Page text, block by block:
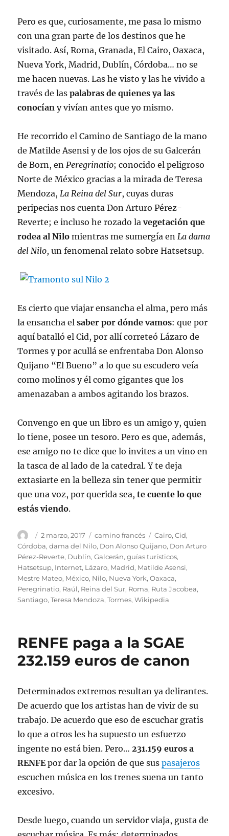
Pero es que, curiosamente, me pasa lo mismo
con una gran parte de los destinos que he
visitado. Así, Roma, Granada, El Cairo, Oaxaca,
Nueva York, Madrid, Dublín, Córdoba… no se
me hacen nuevas. Las he visto y las he vivido a
través de laspalabras de quienes ya las
conocían y vivían antes que yo mismo.
He recorrido el Camino de Santiago de la mano
de Matilde Asensi y de los ojos de su Galcerán
de Born, enPeregrinatio; conocido el peligroso
Norte de México gracias a la mirada de Teresa
Mendoza,La Reina del Sur, cuyas duras
peripecias nos cuenta Don Arturo Pérez-
Reverte; e incluso he rozado lavegetación que
rodea al Nilo mientras me sumergía enLa dama
del Nilo, un fenomenal relato sobre Hatsetsup.
Es cierto que viajar ensancha el alma, pero más
la ensancha elsaber por dónde vamos: que por
aquí batalló el Cid, por allí correteó Lázaro de
Tormes y por acullá se enfrentaba Don Alonso
Quijano “El Bueno” a lo que su escudero veía
como molinos y él como gigantes que los
amenazaban a ambos agitando los brazos.
Convengo en que un libro es un amigo y, quien
lo tiene, posee un tesoro. Pero es que, además,
ese amigo no te dice que lo invites a un vino en
la tasca de al lado de la catedral. Y te deja
extasiarte en la belleza sin tener que permitir
que una voz, por querida sea,te cuente lo que
estás viendo.
Autor
Publicado
el
2 marzo, 2017 Categorías
camino francés Etiquetas
Cairo,Cid,
Córdoba,dama del Nilo, Don Alonso Quijano, Don Arturo
Pérez-Reverte, Dublín,Galcerán,guías turísticos,
Hatsetsup, Internet, Lázaro, Madrid, Matilde Asensi,
Mestre Mateo, México, Nilo, Nueva York,Oaxaca,
Peregrinatio, Raúl, Reina del Sur, Roma, Ruta Jacobea,
Santiago,Teresa Mendoza,Tormes,Wikipedia
RENFE paga a la SGAE
232.159 euros de canon
Determinados extremos resultan ya delirantes.
De acuerdo que los artistas han de vivir de su
trabajo. De acuerdo que eso de escuchar gratis
lo que a otros les ha supuesto un esfuerzo
ingente no está bien. Pero…231.159 euros a
RENFEpor dar la opción de que suspasajeros
escuchen música en los trenes suena un tanto
excesivo.
Desde luego, cuando un servidor viaja, gusta de